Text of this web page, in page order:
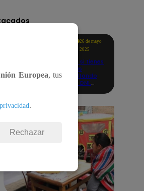
26 de mayo
2025
Revisa si tienes
deudas
consultando
con tu DNI:
detalles
Europea, tus
.
Rechazar